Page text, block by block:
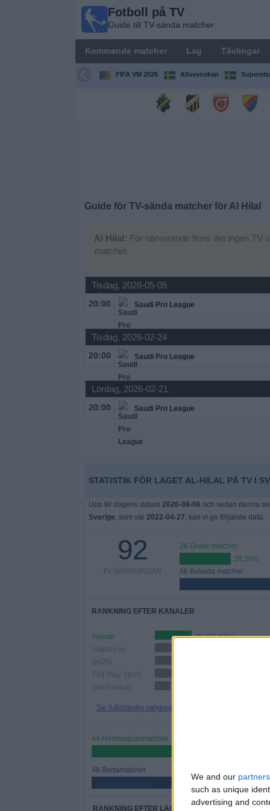
We and our partners
such as unique
advertising and
Fotboll på TV
Guide till TV-sända matcher
Kommande matcher Lag Tävlingar
FIFA VM 2026 Allsvenskan
Guide för TV-sända matcher för Al Hilal
Al Hilal: För närvarande finns det ingen
matcher.
Tisdag, 2026-05-05
20:00 Saudi Pro League
Tisdag, 2026-02-24
20:00 Saudi Pro League
Lördag, 2026-02-21
20:00 Saudi Pro League
STATISTIK FÖR LAGET AL-HILAL PÅ TV I
Upp till dagens datum 2026-08-06 och sedan denna
Sverige, som var 2022-04-27, kan vi ge följande data:
92
TV-SÄNDNINGAR
26 Gratis matcher
28,26%
66 Betalda matcher
RANKNING EFTER KANALER
Allente
28 (30,43%)
Viaplay.se
DAZN
TV4 Play Sport
OneFootball
Se fullständig rangordning
44 Hemmaplanmatcher
48 Bortamatcher
RANKNING EFTER LAG